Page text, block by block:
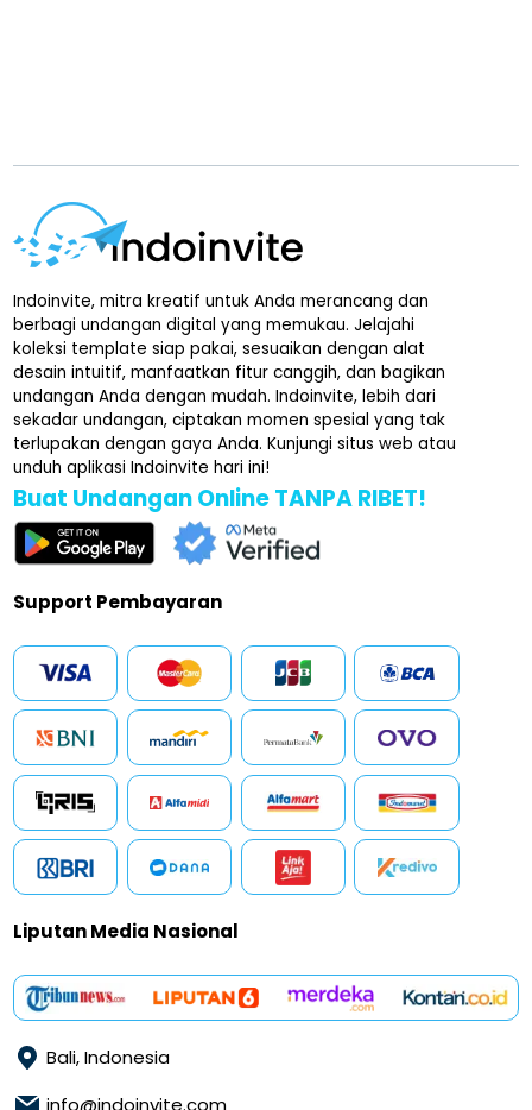
Indoinvite, mitra kreatif untuk Anda merancang dan
berbagi undangan digital yang memukau. Jelajahi
koleksi template siap pakai, sesuaikan dengan alat
desain intuitif, manfaatkan fitur canggih, dan bagikan
undangan Anda dengan mudah. Indoinvite, lebih dari
sekadar undangan, ciptakan momen spesial yang tak
terlupakan dengan gaya Anda. Kunjungi situs web atau
unduh aplikasi Indoinvite hari ini!
Buat Undangan Online TANPA RIBET!
Support Pembayaran
Liputan Media Nasional
Bali, Indonesia
info@indoinvite.com